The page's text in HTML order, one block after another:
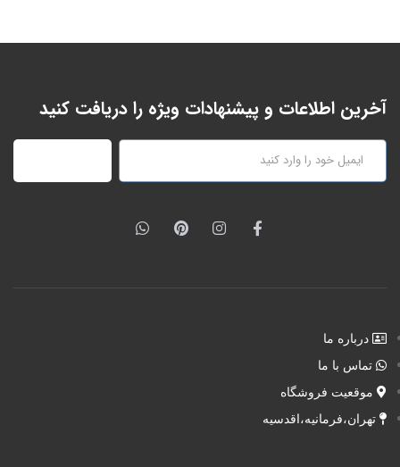
آخرین اطلاعات و پیشنهادات ویژه را دریافت کنید
درباره ما
تماس با ما
موقعیت فروشگاه
تهران،فرمانیه،اقدسیه